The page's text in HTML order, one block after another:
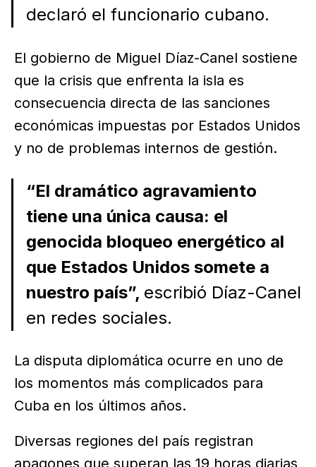
declaró el funcionario cubano.
El gobierno de Miguel Díaz-Canel sostiene
que la crisis que enfrenta la isla es
consecuencia directa de las sanciones
económicas impuestas por Estados Unidos
y no de problemas internos de gestión.
“El dramático agravamiento
tiene una única causa: el
genocida bloqueo energético al
que Estados Unidos somete a
nuestro país”, escribió Díaz-Canel
en redes sociales.
La disputa diplomática ocurre en uno de
los momentos más complicados para
Cuba en los últimos años.
Diversas regiones del país registran